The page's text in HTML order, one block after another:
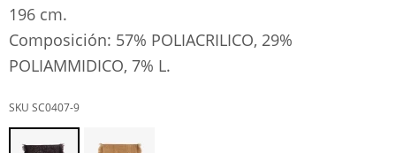
196 cm.
Composición: 57% POLIACRILICO, 29%
POLIAMMIDICO, 7% L.
SC0407-9